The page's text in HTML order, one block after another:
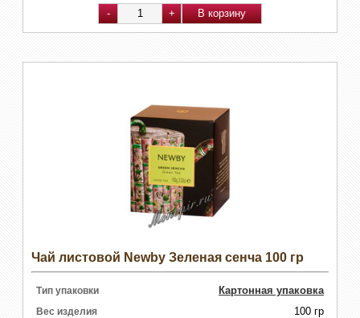
Чай листовой Newby Зеленая сенча 100 гр
Тип упаковки Картонная упаковка
Вес изделия 100 гр